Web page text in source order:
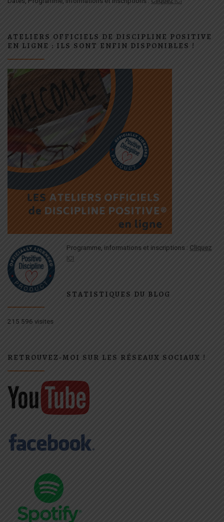
ATELIERS OFFICIELS DE DISCIPLINE POSITIVE
EN LIGNE : ILS SONT ENFIN DISPONIBLES !
Programme, informations et inscriptions : Cliquez
ICI
STATISTIQUES DU BLOG
215 596 visites
RETROUVEZ-MOI SUR LES RÉSEAUX SOCIAUX !